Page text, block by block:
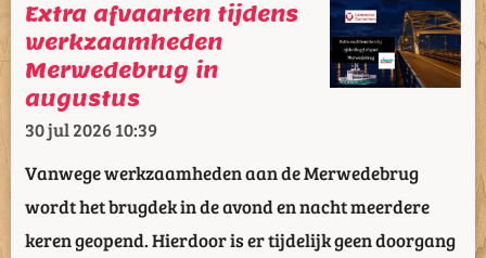
Extra afvaarten tijdens
werkzaamheden
Merwedebrug in
augustus
30 jul 202610:39
Vanwege werkzaamheden aan de Merwedebrug
wordt het brugdek in de avond en nacht meerdere
keren geopend. Hierdoor is er tijdelijk geen doorgang